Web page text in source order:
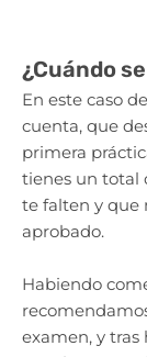
¿Cuándo
En este caso
cuenta, que
primera
tienes un total
te falten y que
aprobado.
Habiendo
examen, y